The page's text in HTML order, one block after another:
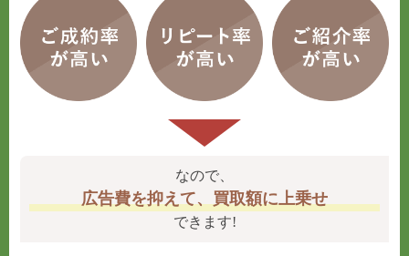
なので、
広告費を抑えて、買取額に上乗せ
できます!